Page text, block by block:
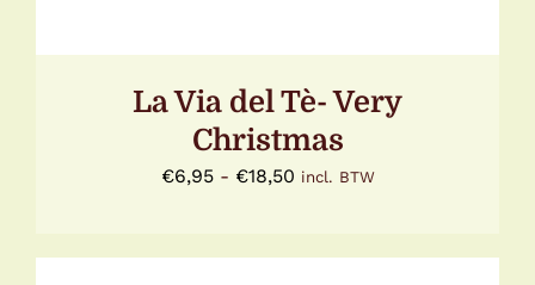
WORDEN
OP
DE
PRODUCTPAGINA
La Via del Tè- Very
Christmas
€6,95 - €18,50Prijsklasse:
incl. BTW